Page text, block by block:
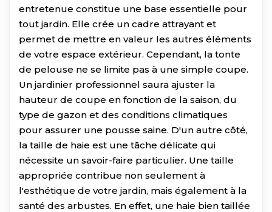
entretenue constitue une base essentielle pour
tout jardin. Elle crée un cadre attrayant et
permet de mettre en valeur les autres éléments
de votre espace extérieur. Cependant, la tonte
de pelouse ne se limite pas à une simple coupe.
Un jardinier professionnel saura ajuster la
hauteur de coupe en fonction de la saison, du
type de gazon et des conditions climatiques
pour assurer une pousse saine. D'un autre côté,
la taille de haie est une tâche délicate qui
nécessite un savoir-faire particulier. Une taille
appropriée contribue non seulement à
l'esthétique de votre jardin, mais également à la
santé des arbustes. En effet, une haie bien taillée